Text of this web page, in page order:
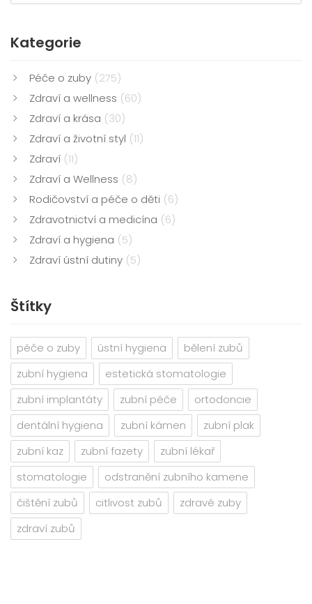
Kategorie
Péče o zuby (275)
Zdraví a wellness (60)
Zdraví a krása (30)
Zdraví a životní styl (11)
Zdraví (11)
Zdraví a Wellness (8)
Rodičovství a péče o děti (6)
Zdravotnictví a medicína (6)
Zdraví a hygiena (5)
Zdraví ústní dutiny (5)
Štítky
péče o zuby ústní hygiena
bělení zubů
zubní hygiena
estetická stomatologie
zubní implantáty
zubní péče
ortodoncie
dentální hygiena
zubní kámen
zubní plak
zubní kaz
zubní fazety
zubní lékař
stomatologie
odstranění zubního kamene
čištění zubů
citlivost zubů
zdravé zuby
zdraví zubů